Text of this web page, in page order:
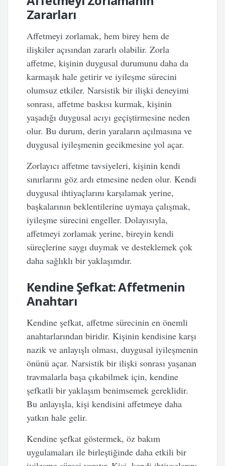
Zararları
Affetmeyi zorlamak, hem birey hem de
ilişkiler açısından zararlı olabilir. Zorla
affetme, kişinin duygusal durumunu daha da
karmaşık hale getirir ve iyileşme sürecini
olumsuz etkiler. Narsistik bir ilişki deneyimi
sonrası, affetme baskısı kurmak, kişinin
yaşadığı duygusal acıyı geçiştirmesine neden
olur. Bu durum, derin yaraların açılmasına ve
duygusal iyileşmenin gecikmesine yol açar.
Zorlayıcı affetme tavsiyeleri, kişinin kendi
sınırlarını göz ardı etmesine neden olur. Kendi
duygusal ihtiyaçlarını karşılamak yerine,
başkalarının beklentilerine uymaya çalışmak,
iyileşme sürecini engeller. Dolayısıyla,
affetmeyi zorlamak yerine, bireyin kendi
süreçlerine saygı duymak ve desteklemek çok
daha sağlıklı bir yaklaşımdır.
Kendine Şefkat: Affetmenin
Anahtarı
Kendine şefkat, affetme sürecinin en önemli
anahtarlarından biridir. Kişinin kendisine karşı
nazik ve anlayışlı olması, duygusal iyileşmenin
önünü açar. Narsistik bir ilişki sonrası yaşanan
travmalarla başa çıkabilmek için, kendine
şefkatli bir yaklaşım benimsemek gereklidir.
Bu anlayışla, kişi kendisini affetmeye daha
yatkın hale gelir.
Kendine şefkat göstermek, öz bakım
uygulamaları ile birleştiğinde daha etkili bir